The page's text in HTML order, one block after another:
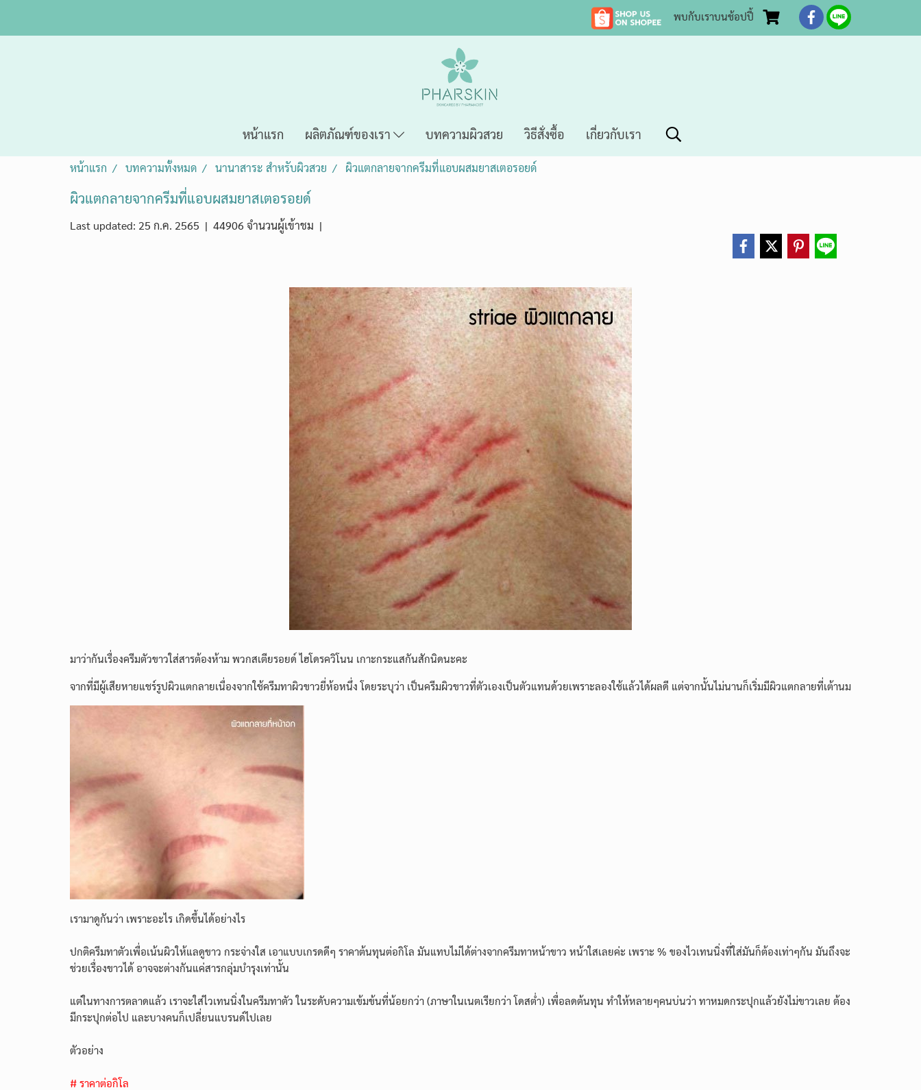
พบกับเราบนช้อปปี้
หน้าแรก ผลิตภัณฑ์ของเรา บทความผิวสวย วิธีสั่งซื้อ เกี่ยวกับเรา
หน้าแรก บทความทั้งหมด นานาสาระ สำหรับผิวสวย ผิวแตกลายจากครีมที่แอบผสมยาสเตอรอยด์
ผิวแตกลายจากครีมที่แอบผสมยาสเตอรอยด์
Last updated: 25 ก.ค. 2565 | 44906 จำนวนผู้เข้าชม |
มาว่ากันเรื่องครีมตัวขาวใส่สารต้องห้าม พวกสเตียรอยด์ ไฮโดรควิโนน เกาะกระแสกันสักนิดนะคะ
จากที่มีผู้เสียหายแชร์รูปผิวแตกลายเนื่องจากใช้ครีมทาผิวขาวยี่ห้อหนึ่ง โดยระบุว่า เป็นครีมผิวขาวที่ตัวเองเป็นตัวแทนด้วยเพราะลองใช้แล้วได้ผลดี แต่จากนั้นไม่นานก็เริ่มมีผิวแตกลายที่เต้านม
เรามาดูกันว่า เพราะอะไร เกิดขึ้นได้อย่างไร
ปกติครีมทาตัวเพื่อเน้นผิวให้แลดูขาว กระจ่างใส เอาแบบเกรดดีๆ ราคาต้นทุนต่อกิโล มันแทบไม่ได้ต่างจากครีมทาหน้าขาว หน้าใสเลยค่ะ เพราะ % ของไวเทนนิ่งที่ใส่มันก็ต้องเท่าๆกัน มันถึงจะ
ช่วยเรื่องขาวได้ อาจจะต่างกันแค่สารกลุ่มบำรุงเท่านั้น
แต่ในทางการตลาดแล้ว เราจะใส่ไวเทนนิ่งในครีมทาตัว ในระดับความเข้มข้นที่น้อยกว่า (ภาษาในเนตเรียกว่า โดสต่ำ) เพื่อลดต้นทุน ทำให้หลายๆคนบ่นว่า ทาหมดกระปุกแล้วยังไม่ขาวเลย ต้อง
มีกระปุกต่อไป และบางคนก็เปลี่ยนแบรนด์ไปเลย
ตัวอย่าง
# ราคาต่อกิโล